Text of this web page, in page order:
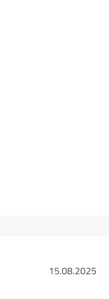
15.08.2025